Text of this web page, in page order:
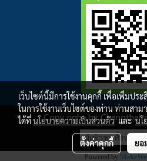
Copy right by
ผู้เข้าชมวันนี้
Powered by
เว็บไซต์นี้มีการใช้งานคุกกี้ เพื่อเพิ่มป
ในการใช้งานเว็บไซต์ของท่าน ท่านสาม
ได้ที่นโยบายความเป็นส่วนตัวและนโ
ตั้งค่าคุกกี้ ยอ